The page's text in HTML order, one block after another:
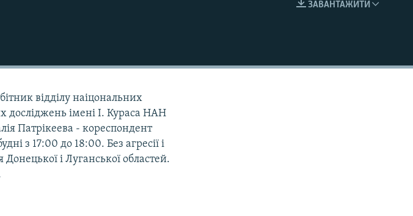
ЗАВАНТАЖИТИ
відділу наіцональних
досліджень імені І. Кураса НАН
Патрікеева - кореспондент
з 17:00 до 18:00. Без агресії і
і Луганської областей.